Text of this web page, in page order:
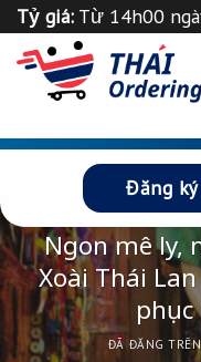
Chuyển
nội
Tỷ giá: Từ 14h00
Tỉ giá 1 ฿=
Đăng ký
Ngon mê ly,
Xoài Thái
phục
ĐÃ ĐĂNG TRÊN